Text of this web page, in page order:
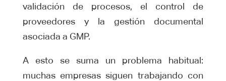
validación de procesos, el control de
proveedores y la gestión documental
asociada a GMP.
A esto se suma un problema habitual:
muchas empresas siguen trabajando con